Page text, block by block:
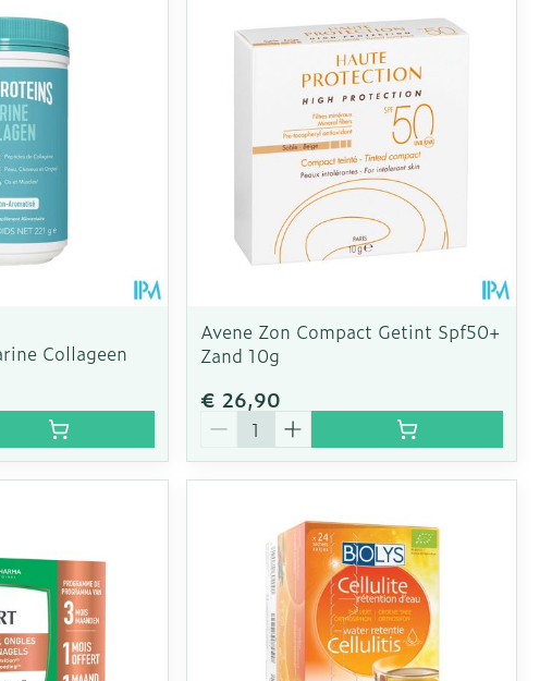
Collageen
Avene Zon Compact Getint Spf50+
Zand 10g
€ 26,90
Aantal